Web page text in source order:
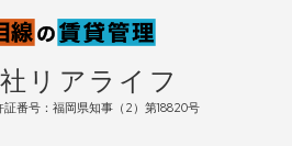
リアライフ
番号：福岡県知事（2）第18820号